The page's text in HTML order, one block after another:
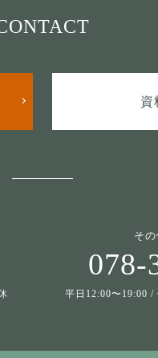
資
そ
078-
平日12:00〜19:00 /